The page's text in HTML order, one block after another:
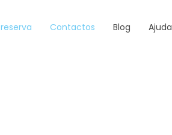
Contactos Blog Ajuda